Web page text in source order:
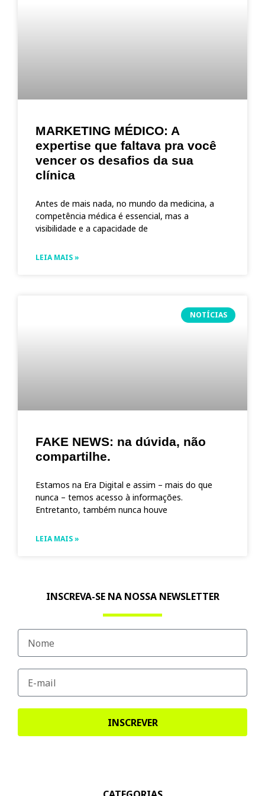
MARKETING MÉDICO: A
expertise que faltava pra você
vencer os desafios da sua
clínica
Antes de mais nada, no mundo da medicina, a
competência médica é essencial, mas a
visibilidade e a capacidade de
LEIA MAIS »
NOTÍCIAS
FAKE NEWS: na dúvida, não
compartilhe.
Estamos na Era Digital e assim – mais do que
nunca – temos acesso à informações.
Entretanto, também nunca houve
LEIA MAIS »
INSCREVA-SE NA NOSSA NEWSLETTER
INSCREVER